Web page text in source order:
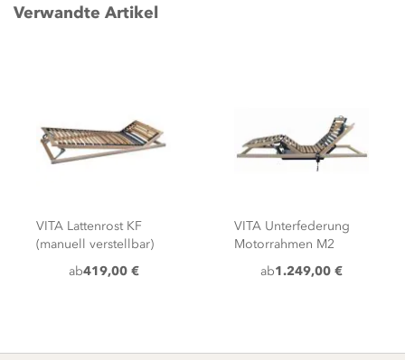
Verwandte Artikel
VITA Lattenrost KF
(manuell verstellbar)
ab419,00 €
VITA Unterfederung
Motorrahmen M2
ab1.249,00 €